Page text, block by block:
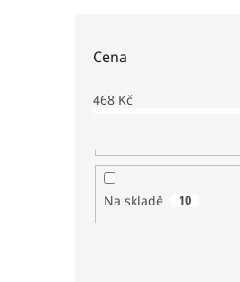
Cena
468 Kč
Na skladě 10